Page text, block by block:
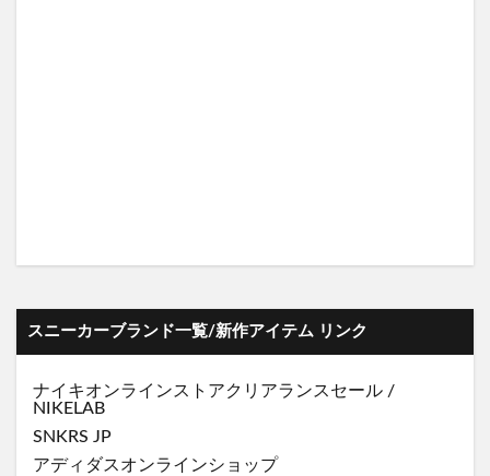
スニーカーブランド一覧/新作アイテム リンク
ナイキオンラインストアクリアランスセール /
NIKELAB
SNKRS JP
アディダスオンラインショップ